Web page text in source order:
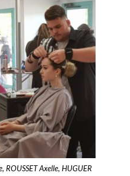
ROUSSET Axelle, HUGUER